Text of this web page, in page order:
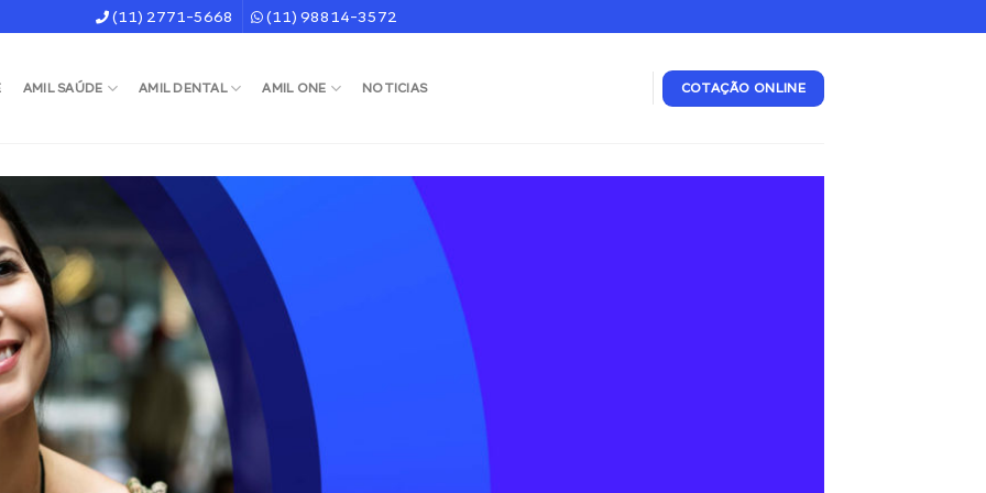
(11) 2771-5668 (11) 98814-3572
AMIL SAÚDE AMIL DENTAL AMIL ONE NOTICIAS COTAÇÃO ONLINE